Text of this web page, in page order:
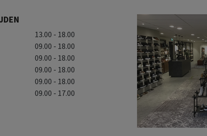
13.00 - 18.00
09.00 - 18.00
09.00 - 18.00
09.00 - 18.00
09.00 - 18.00
09.00 - 17.00